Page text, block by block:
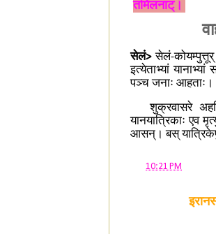
तमिलनाट्।
सेलं>सेलं-कोयम्पुत्तूर्
इत्येताभ्यां
पञ्च जनाः आहताः।
शुक्रवासरे
यानयात्रिकाः एव
आसन्। बस्
10:21 PM